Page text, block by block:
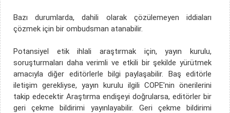
Bazı durumlarda, dahili olarak çözülemeyen iddiaları
çözmek için bir ombudsman atanabilir.
Potansiyel etik ihlali araştırmak için, yayın kurulu,
soruşturmaları daha verimli ve etkili bir şekilde yürütmek
amacıyla diğer editörlerle bilgi paylaşabilir. Baş editörle
iletişim gerekliyse, yayın kurulu ilgili COPE'nin önerilerini
takip edecektir Araştırma endişeyi doğrularsa, editörler bir
geri çekme bildirimi yayınlayabilir. Geri çekme bildirimi